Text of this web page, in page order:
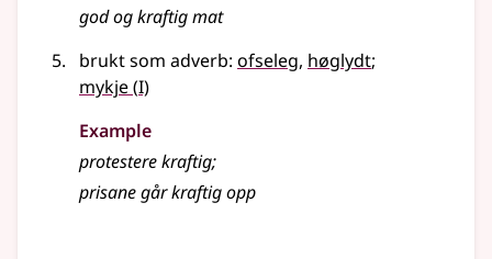
god og kraftig mat
brukt som adverb: ofseleg, høglydt;
mykje(1
I)
Example
protestere kraftig;
prisane går kraftig opp